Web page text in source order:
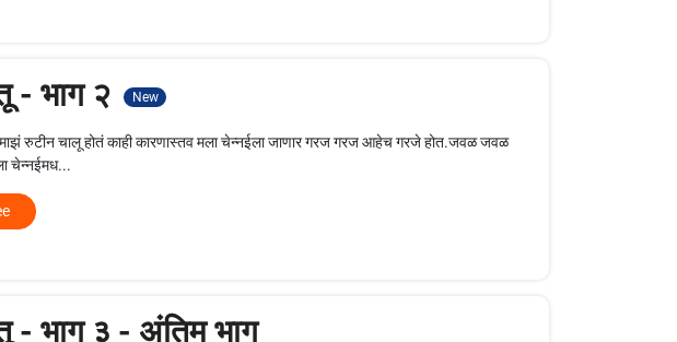
- भाग २ New
रुटीन चालू होतं काही कारणास्तव मला चेन्नईला जाणार गरज गरज आहेच गरजे होत.जवळ जवळ
चेन्नईमध...
- भाग ३ - अंतिम भाग